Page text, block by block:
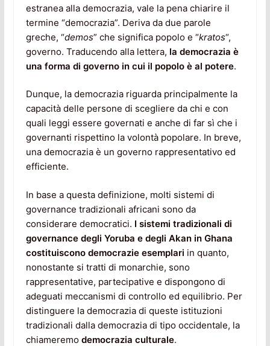
estranea alla democrazia, vale la pena chiarire il
termine “democrazia”. Deriva da due parole
greche, “demos” che significa popolo e “kratos“,
governo. Traducendo alla lettera, la democrazia è
una forma di governo in cui il popolo è al potere.
Dunque, la democrazia riguarda principalmente la
capacità delle persone di scegliere da chi e con
quali leggi essere governati e anche di far sì che i
governanti rispettino la volontà popolare. In breve,
una democrazia è un governo rappresentativo ed
efficiente.
In base a questa definizione, molti sistemi di
governance tradizionali africani sono da
considerare democratici. I sistemi tradizionali di
governance degli Yoruba e degli Akan in Ghana
costituiscono democrazie esemplari in quanto,
nonostante si tratti di monarchie, sono
rappresentative, partecipative e dispongono di
adeguati meccanismi di controllo ed equilibrio. Per
distinguere la democrazia di queste istituzioni
tradizionali dalla democrazia di tipo occidentale, la
chiameremo democrazia culturale.